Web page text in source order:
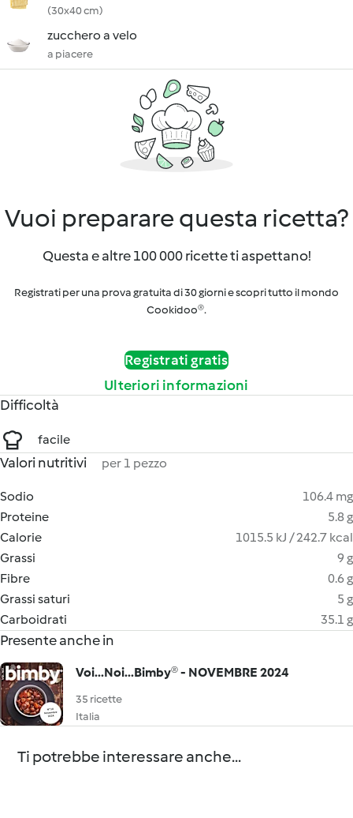
(30x40 cm)
zucchero a velo
a piacere
Vuoi preparare questa ricetta?
Questa e altre 100 000 ricette ti aspettano!
Registrati per una prova gratuita di 30 giorni e scopri tutto il mondo
Cookidoo®.
Registrati gratis
Ulteriori informazioni
Difficoltà
facile
Valori nutritivi per 1 pezzo
Sodio
106.4 mg
Proteine
5.8 g
Calorie
1015.5 kJ / 242.7 kcal
Grassi
9 g
Fibre
0.6 g
Grassi saturi
5 g
Carboidrati
35.1 g
Presente anche in
Voi...Noi...Bimby® - NOVEMBRE 2024
35 ricette
Italia
Ti potrebbe interessare anche...